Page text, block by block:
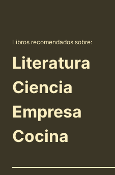
Libros recomendados sobre:
Literatura
Ciencia
Empresa
Cocina